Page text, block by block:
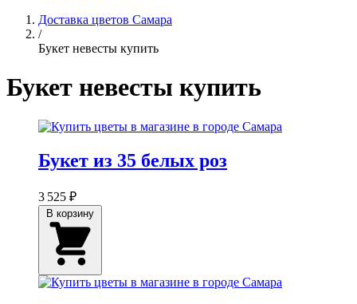
Доставка цветов Самара
/
Букет невесты купить
Букет невесты купить
Букет из 35 белых роз
3 525 ₽